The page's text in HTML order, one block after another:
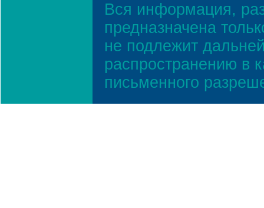
Вся информация,
предназначена
не подлежит
распространению в
письменного